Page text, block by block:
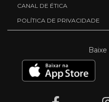
CANAL DE ÉTICA
POLÍTICA DE PRIVACIDADE